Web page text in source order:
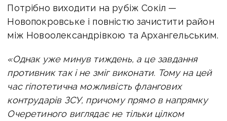
Потрібно виходити на рубіж Сокіл —
Новопокровське і повністю зачистити район
між Новоолександрівкою та Архангельським.
«Однак уже минув тиждень, а це завдання
противник так і не зміг виконати. Тому на цей
час гіпотетична можливість флангових
контрударів ЗСУ, причому прямо в напрямку
Очеретиного виглядає не тільки цілком